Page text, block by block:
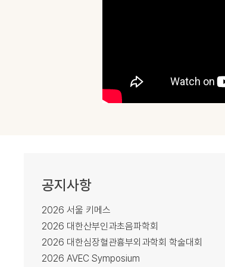
공지사항
2026 서울 키메스
2026 대한산부인과초음파학회
2026 대한심장혈관흉부외과학회 학술대회
2026 AVEC Symposium